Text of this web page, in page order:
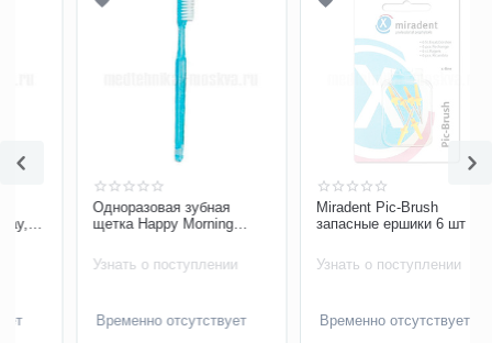
Одноразовая зубная
щетка Happy Morning
Узнать о поступлении
Временно отсутствует
Miradent Pic-Brush
запасные ершики 6 шт
Узнать о поступлении
Временно отсутствует